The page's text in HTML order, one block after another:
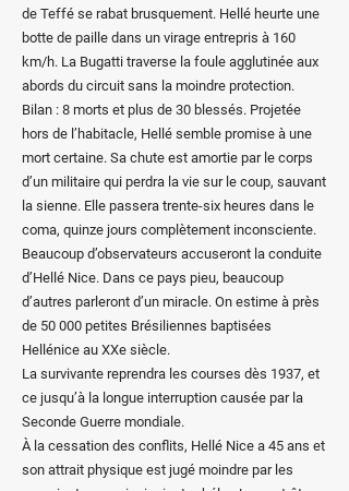
de Teffé se rabat brusquement. Hellé heurte une
botte de paille dans un virage entrepris à 160
km/h. La Bugatti traverse la foule agglutinée aux
abords du circuit sans la moindre protection.
Bilan : 8 morts et plus de 30 blessés. Projetée
hors de l’habitacle, Hellé semble promise à une
mort certaine. Sa chute est amortie par le corps
d’un militaire qui perdra la vie sur le coup, sauvant
la sienne. Elle passera trente-six heures dans le
coma, quinze jours complètement inconsciente.
Beaucoup d’observateurs accuseront la conduite
d’Hellé Nice. Dans ce pays pieu, beaucoup
d’autres parleront d’un miracle. On estime à près
de 50 000 petites Brésiliennes baptisées
Hellénice au XXe siècle.
La survivante reprendra les courses dès 1937, et
ce jusqu’à la longue interruption causée par la
Seconde Guerre mondiale.
À la cessation des conflits, Hellé Nice a 45 ans et
son attrait physique est jugé moindre par les